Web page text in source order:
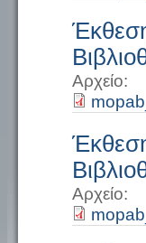
Αρχείο:
Αρχείο: